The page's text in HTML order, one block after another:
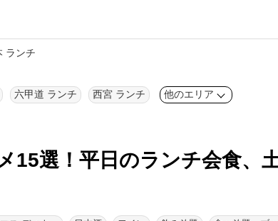
ランチ
六甲道 ランチ 西宮 ランチ 他のエリア
15選！ 平日のランチ会食、